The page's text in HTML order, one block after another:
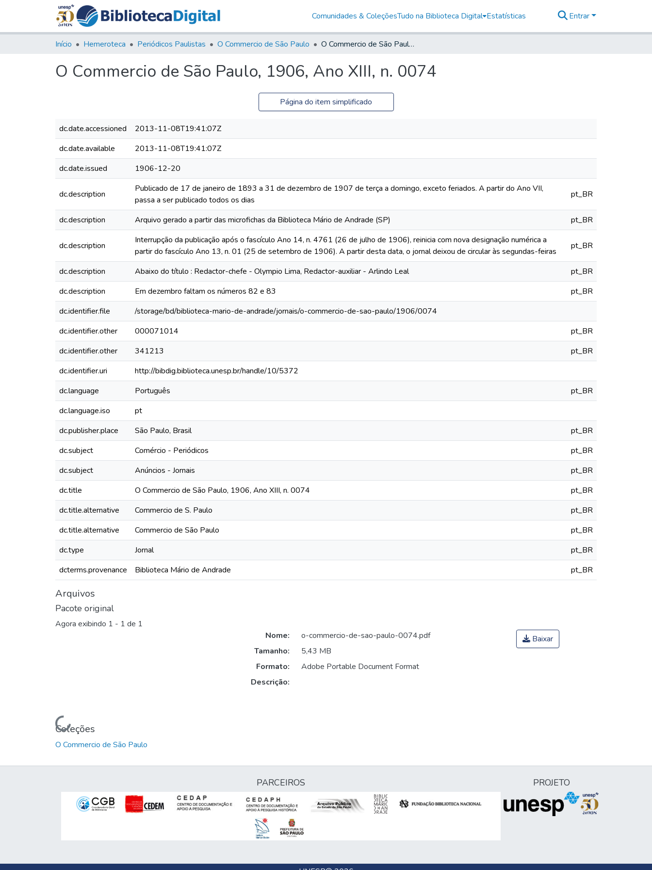
Comunidades & ColeçõesTudo na Biblioteca Digital Estatísticas Entrar
Início Hemeroteca Periódicos Paulistas O Commercio de São Paulo O Commercio de São Paulo, 1906, Ano XIII, n. 0074
O Commercio de São Paulo, 1906, Ano XIII, n. 0074
Página do item simplificado
dc.date.accessioned
2013-11-08T19:41:07Z
dc.date.available
2013-11-08T19:41:07Z
dc.date.issued
1906-12-20
dc.description
Publicado de 17 de janeiro de 1893 a 31 de dezembro de 1907 de terça a domingo, exceto feriados. A partir do Ano VII,
passa a ser publicado todos os dias
pt_BR
dc.description Arquivo gerado a partir das microfichas da Biblioteca Mário de Andrade (SP) pt_BR
dc.description
Interrupção da publicação após o fascículo Ano 14, n. 4761 (26 de julho de 1906), reinicia com nova designação numérica a
partir do fascículo Ano 13, n. 01 (25 de setembro de 1906). A partir desta data, o jornal deixou de circular às segundas-feiras
pt_BR
dc.description Abaixo do título : Redactor-chefe - Olympio Lima, Redactor-auxiliar - Arlindo Leal
pt_BR
dc.description
Em dezembro faltam os números 82 e 83
pt_BR
dc.identifier.file
/storage/bd/biblioteca-mario-de-andrade/jornais/o-commercio-de-sao-paulo/1906/0074
dc.identifier.other
000071014
pt_BR
dc.identifier.other
341213
pt_BR
dc.identifier.uri
http://bibdig.biblioteca.unesp.br/handle/10/5372
dc.language
Português
pt_BR
dc.language.iso
pt
dc.publisher.place
São Paulo, Brasil
pt_BR
dc.subject
Comércio - Periódicos
pt_BR
dc.subject
Anúncios - Jornais
pt_BR
dc.title
O Commercio de São Paulo, 1906, Ano XIII, n. 0074
pt_BR
dc.title.alternative
Commercio de S. Paulo
pt_BR
dc.title.alternative
Commercio de São Paulo
pt_BR
dc.type
Jornal
pt_BR
dcterms.provenance
Biblioteca Mário de Andrade pt_BR
Arquivos
Pacote original
Agora exibindo 1 - 1 de 1
Carregando...
Nome:
o-commercio-de-sao-paulo-0074.pdf
Tamanho:
5,43 MB
Formato:
Adobe Portable Document Format
Descrição:
Baixar
Coleções
O Commercio de São Paulo
PARCEIROS PROJETO